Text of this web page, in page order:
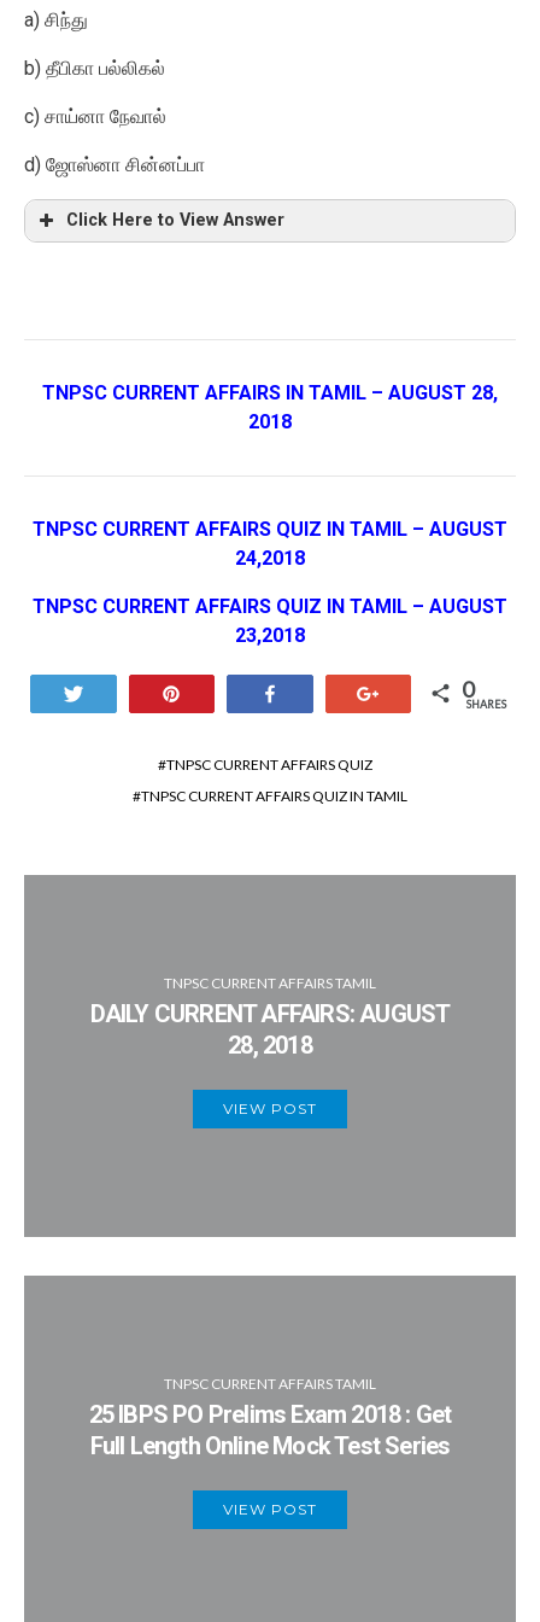
a) சிந்து
b) தீபிகா பல்லிகல்
c) சாய்னா நேவால்
d) ஜோஸ்னா சின்னப்பா
Click Here to View Answer
TNPSC CURRENT AFFAIRS IN TAMIL – AUGUST 28,
2018
TNPSC CURRENT AFFAIRS QUIZ IN TAMIL – AUGUST
24,2018
TNPSC CURRENT AFFAIRS QUIZ IN TAMIL – AUGUST
23,2018
0
SHARES
TNPSC CURRENT AFFAIRS QUIZ
TNPSC CURRENT AFFAIRS QUIZ IN TAMIL
TNPSC CURRENT AFFAIRS TAMIL
DAILY CURRENT AFFAIRS: AUGUST
28, 2018
VIEW POST
TNPSC CURRENT AFFAIRS TAMIL
25 IBPS PO Prelims Exam 2018 : Get
Full Length Online Mock Test Series
VIEW POST